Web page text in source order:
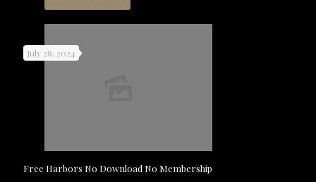
July 28, 2024
Free Harbors No Download No Membership